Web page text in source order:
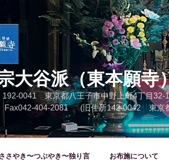
大谷派（東本願寺
0041 東京都八王子市中野上町4丁目
404-2081 (旧住所142-0042 東京
さやき〜つぶやき〜独り言 お布施について